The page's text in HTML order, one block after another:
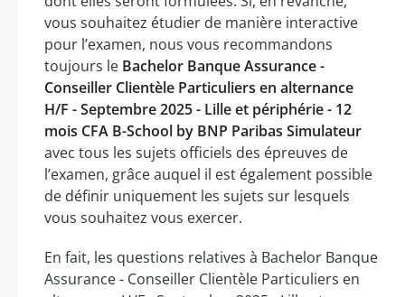
vous souhaitez étudier de manière interactive
pour l’examen, nous vous recommandons
toujours le Bachelor Banque Assurance -
Conseiller Clientèle Particuliers en alternance
H/F - Septembre 2025 - Lille et périphérie - 12
mois CFA B-School by BNP Paribas Simulateur
avec tous les sujets officiels des épreuves de
l’examen, grâce auquel il est également possible
de définir uniquement les sujets sur lesquels
vous souhaitez vous exercer.
En fait, les questions relatives à Bachelor Banque
Assurance - Conseiller Clientèle Particuliers en